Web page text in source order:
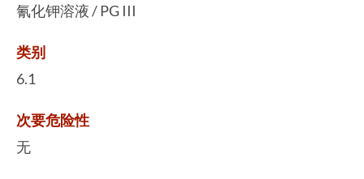
氰化钾溶液 / PG III
类别
6.1
次要危险性
无